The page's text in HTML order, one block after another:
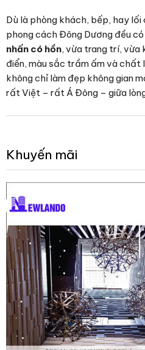
Dù là phòng khách, bếp, hay
phong cách Đông Dương đều
nhấn có hồn, vừa trang trí, vừa
điển, màu sắc trầm ấm và chất
không chỉ làm đẹp không gian
rất Việt – rất Á Đông – giữa
Khuyến mãi